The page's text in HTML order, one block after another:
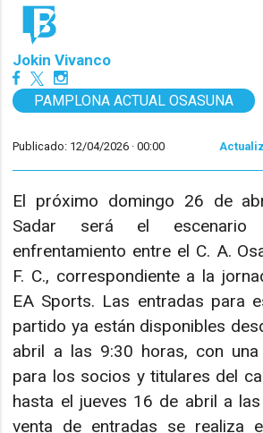
Jokin Vivanco
PAMPLONA ACTUAL OSASUNA
Publicado: 12/04/2026 ·00:00
El próximo domingo 26 de
Sadar será el escenario
enfrentamiento entre el C. A.
F. C., correspondiente a la
EA Sports. Las entradas para
partido ya están disponibles
abril a las 9:30 horas, con
para los socios y titulares del
hasta el jueves 16 de abril a
venta de entradas se realiza